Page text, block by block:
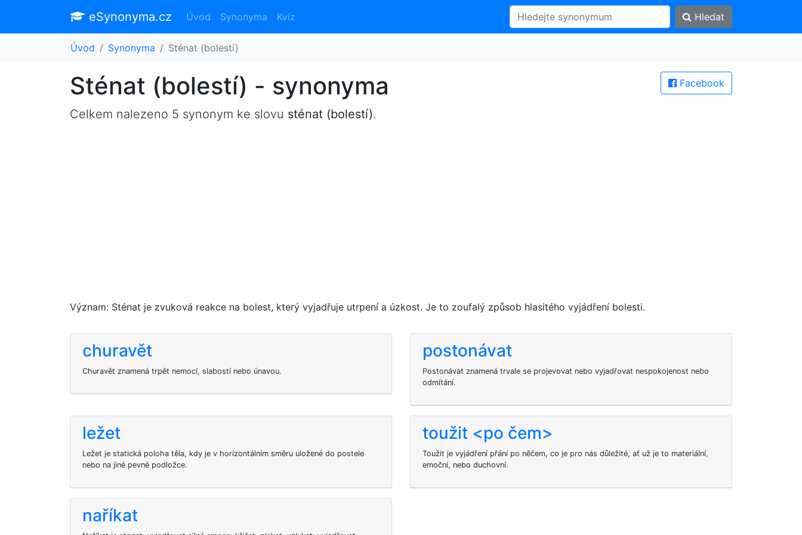
eSynonyma.cz Úvod Synonyma Kvíz Hledat
Úvod Synonyma Sténat (bolestí)
Facebook
Sténat (bolestí) - synonyma
Celkem nalezeno 5 synonym ke slovu sténat (bolestí).
Význam: Sténat je zvuková reakce na bolest, který vyjadřuje utrpení a úzkost. Je to zoufalý způsob hlasitého vyjádření bolesti.
churavět
Churavět znamená trpět nemocí, slabostí nebo únavou.
postonávat
Postonávat znamená trvale se projevovat nebo vyjadřovat nespokojenost nebo
odmítání.
ležet
Ležet je statická poloha těla, kdy je v horizontálním směru uložené do postele
nebo na jiné pevné podložce.
toužit <po čem>
Toužit je vyjádření přání po něčem, co je pro nás důležité, ať už je to materiální,
emoční, nebo duchovní.
naříkat